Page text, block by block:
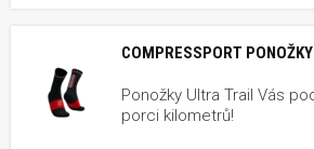
COMPRESSPORT
Ponožky Ultra Trail Vás
porci kilometrů!